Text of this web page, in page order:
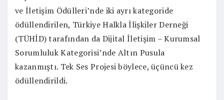
ve İletişim Ödülleri’nde iki ayrı kategoride
ödüllendirilen, Türkiye Halkla İlişkiler Derneği
(TÜHİD) tarafından da Dijital İletişim – Kurumsal
Sorumluluk Kategorisi’nde Altın Pusula
kazanmıştı. Tek Ses Projesi böylece, üçüncü kez
ödüllendirildi.